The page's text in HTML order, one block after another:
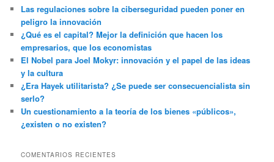
Las regulaciones sobre la ciberseguridad pueden poner en
peligro la innovación
¿Qué es el capital? Mejor la definición que hacen los
empresarios, que los economistas
El Nobel para Joel Mokyr: innovación y el papel de las ideas
y la cultura
¿Era Hayek utilitarista? ¿Se puede ser consecuencialista sin
serlo?
Un cuestionamiento a la teoría de los bienes «públicos»,
¿existen o no existen?
COMENTARIOS RECIENTES